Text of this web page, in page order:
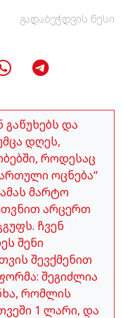
გადაბეჭდვის წესი
გაწუხებს და
დღეს,
როდესაც
ოცნება“
მარტო
არცერთ
ჩვენ
შენი
შევქმენით
შეგიძლია
რომლის
1 ლარი, და